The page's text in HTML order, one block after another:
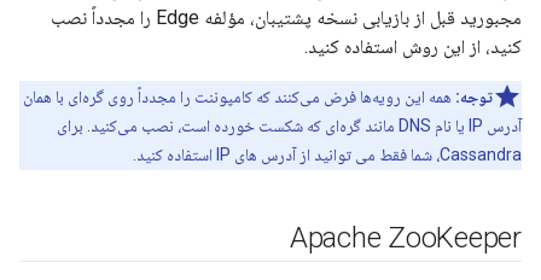
مجبورید قبل از بازیابی نسخه پشتیبان، مؤلفه Edge را مجدداً نصب
کنید، از این روش استفاده کنید.
توجه: همه این رویه‌ها فرض می‌کنند که کامپوننت را مجدداً روی گره‌ای با همان
آدرس IP یا نام DNS مانند گره‌ای که شکست خورده است، نصب می‌کنید. برای
Cassandra، شما فقط می توانید از آدرس های IP استفاده کنید.
Apache ZooKeeper